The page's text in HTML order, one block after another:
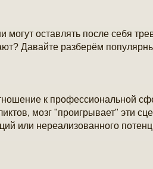
оставлять после себя
Давайте разберём
к профессиональной
мозг "проигрывает" эти
или нереализованного